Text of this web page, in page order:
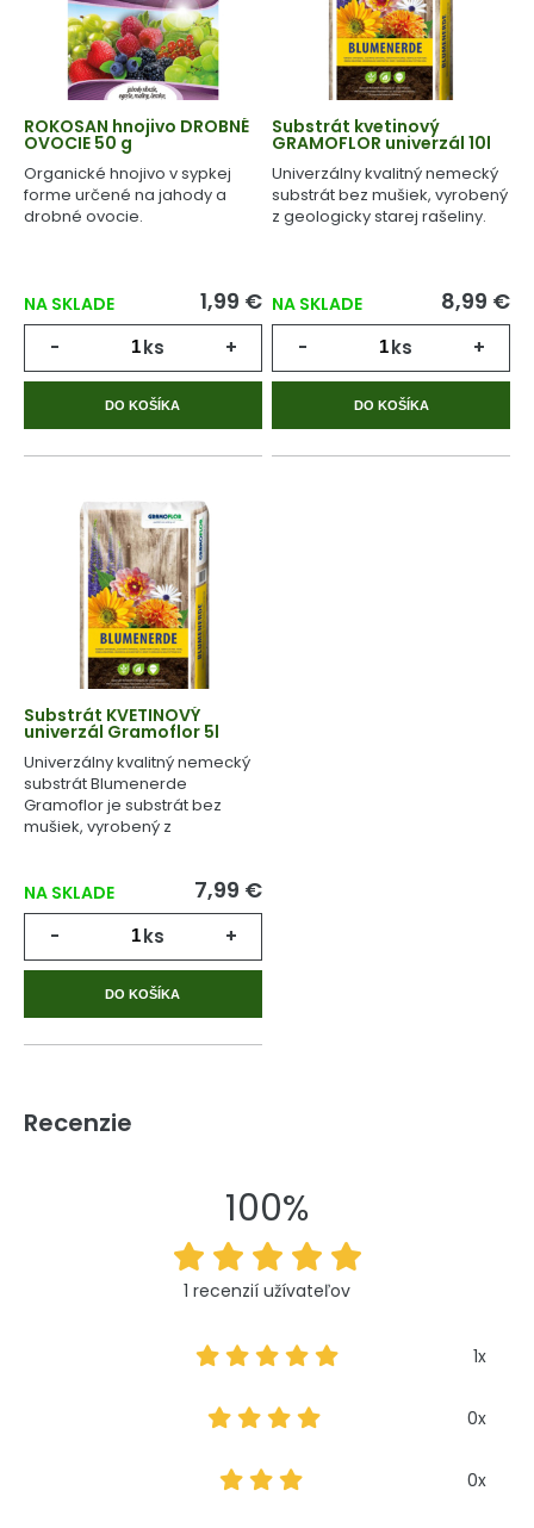
ROKOSAN hnojivo DROBNÉ
OVOCIE 50 g
Organické hnojivo v sypkej
forme určené na jahody a
drobné ovocie.
NA SKLADE 1,99 €
- ks +
DO KOŠÍKA
Substrát kvetinový
GRAMOFLOR univerzál 10l
Univerzálny kvalitný nemecký
substrát bez mušiek, vyrobený
z geologicky starej rašeliny.
NA SKLADE 8,99 €
- ks +
DO KOŠÍKA
Substrát KVETINOVÝ
univerzál Gramoflor 5l
Univerzálny kvalitný nemecký
substrát Blumenerde
Gramoflor je substrát bez
mušiek, vyrobený z
NA SKLADE 7,99 €
- ks +
DO KOŠÍKA
Recenzie
100%
1 recenzií užívateľov
1x
0x
0x